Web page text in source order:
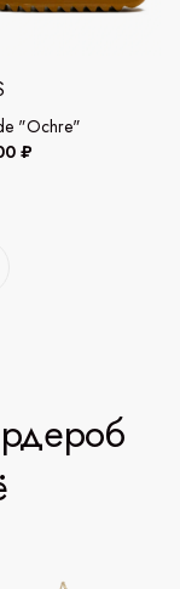
"Ochre"
₽